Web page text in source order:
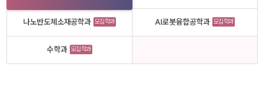
나노반도체소재공학과 모집학과 AI로봇융합공학과 모집학과
수학과 모집학과